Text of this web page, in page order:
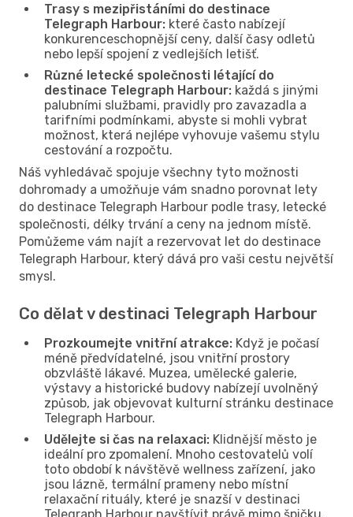
Trasy s mezipřistáními do destinace
Telegraph Harbour: které často nabízejí
konkurenceschopnější ceny, další časy odletů
nebo lepší spojení z vedlejších letišť.
Různé letecké společnosti létající do
destinace Telegraph Harbour: každá s jinými
palubními službami, pravidly pro zavazadla a
tarifními podmínkami, abyste si mohli vybrat
možnost, která nejlépe vyhovuje vašemu stylu
cestování a rozpočtu.
Náš vyhledávač spojuje všechny tyto možnosti
dohromady a umožňuje vám snadno porovnat lety
do destinace Telegraph Harbour podle trasy, letecké
společnosti, délky trvání a ceny na jednom místě.
Pomůžeme vám najít a rezervovat let do destinace
Telegraph Harbour, který dává pro vaši cestu největší
smysl.
Co dělat v destinaci Telegraph Harbour
Prozkoumejte vnitřní atrakce: Když je počasí
méně předvídatelné, jsou vnitřní prostory
obzvláště lákavé. Muzea, umělecké galerie,
výstavy a historické budovy nabízejí uvolněný
způsob, jak objevovat kulturní stránku destinace
Telegraph Harbour.
Udělejte si čas na relaxaci: Klidnější město je
ideální pro zpomalení. Mnoho cestovatelů volí
toto období k návštěvě wellness zařízení, jako
jsou lázně, termální prameny nebo místní
relaxační rituály, které je snazší v destinaci